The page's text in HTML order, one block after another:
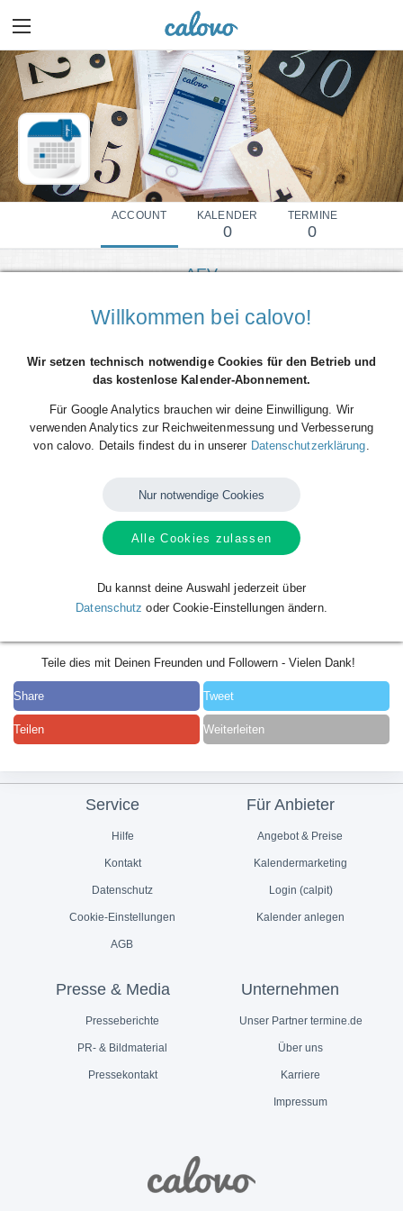
ACCOUNT KALENDER
0
TERMINE
0
AEV
Mehr Details einblenden
Teile dies mit Deinen Freunden und Followern - Vielen Dank!
Share Tweet
Teilen Weiterleiten
Service
Hilfe
Kontakt
Datenschutz
Cookie-Einstellungen
AGB
Für Anbieter
Angebot & Preise
Kalendermarketing
Login (calpit)
Kalender anlegen
Presse & Media
Presseberichte
PR- & Bildmaterial
Pressekontakt
Unternehmen
Unser Partner termine.de
Über uns
Karriere
Impressum
Willkommen bei calovo!
Wir setzen technisch notwendige Cookies für den Betrieb und
das kostenlose Kalender-Abonnement.
Für Google Analytics brauchen wir deine Einwilligung. Wir
verwenden Analytics zur Reichweitenmessung und Verbesserung
von calovo. Details findest du in unserer Datenschutzerklärung
Nur notwendige Cookies
Alle Cookies zulassen
Du kannst deine Auswahl jederzeit über
Datenschutz oder Cookie-Einstellungen ändern.